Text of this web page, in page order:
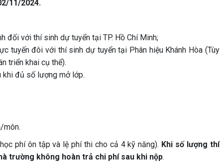
11/2024.
đối với thí sinh dự tuyển tại TP. Hồ Chí Minh;
tuyến đôi với thí sinh dự tuyển tại Phân hiệu Khánh Hòa (Tùy
triển khai cụ thể).
khi đủ số lượng mở lớp.
môn.
phí ôn tập và lệ phí thi cho cả 4 kỹ năng). Khi số lượng thí
trường không hoàn trả chi phí sau khi nộp.